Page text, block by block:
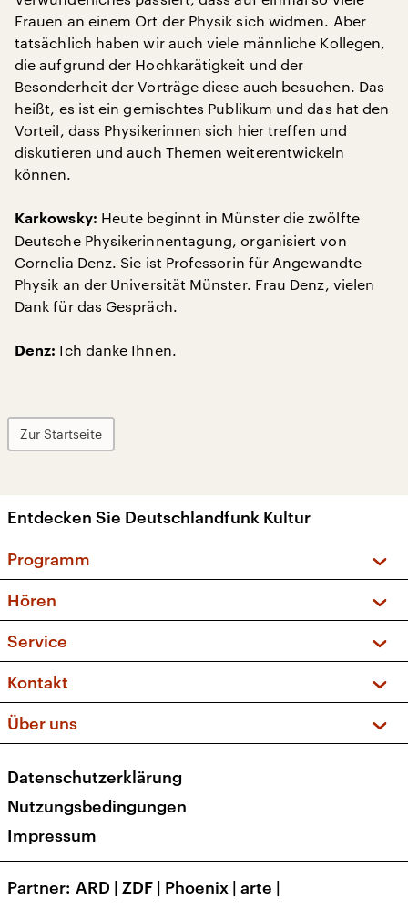
Frauen an einem Ort der Physik sich widmen. Aber
tatsächlich haben wir auch viele männliche Kollegen,
die aufgrund der Hochkarätigkeit und der
Besonderheit der Vorträge diese auch besuchen. Das
heißt, es ist ein gemischtes Publikum und das hat den
Vorteil, dass Physikerinnen sich hier treffen und
diskutieren und auch Themen weiterentwickeln
können.
Karkowsky: Heute beginnt in Münster die zwölfte
Deutsche Physikerinnentagung, organisiert von
Cornelia Denz. Sie ist Professorin für Angewandte
Physik an der Universität Münster. Frau Denz, vielen
Dank für das Gespräch.
Denz: Ich danke Ihnen.
Zur Startseite
Entdecken Sie Deutschlandfunk Kultur
Programm
Sendungen und Podcasts
Musikliste
Kakadu – Das Kinderprogramm
Hören
Frequenzen (UKW + DAB+)
Service
FAQ
Apps
Newsletter
Veranstaltungen
Kontakt
Social Media
Über uns
Presse
Karriere
Transparenz
Datenschutzerklärung
Nutzungsbedingungen
Impressum
Partner ARD | ZDF | Phoenix | arte |